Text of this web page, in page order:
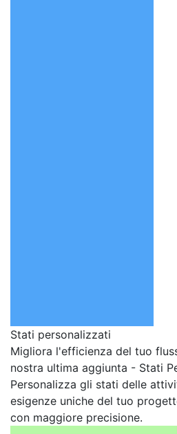
Stati personalizzati
Migliora l'efficienza del tuo
nostra ultima aggiunta - Stati
Personalizza gli stati delle
esigenze uniche del tuo
con maggiore precisione.